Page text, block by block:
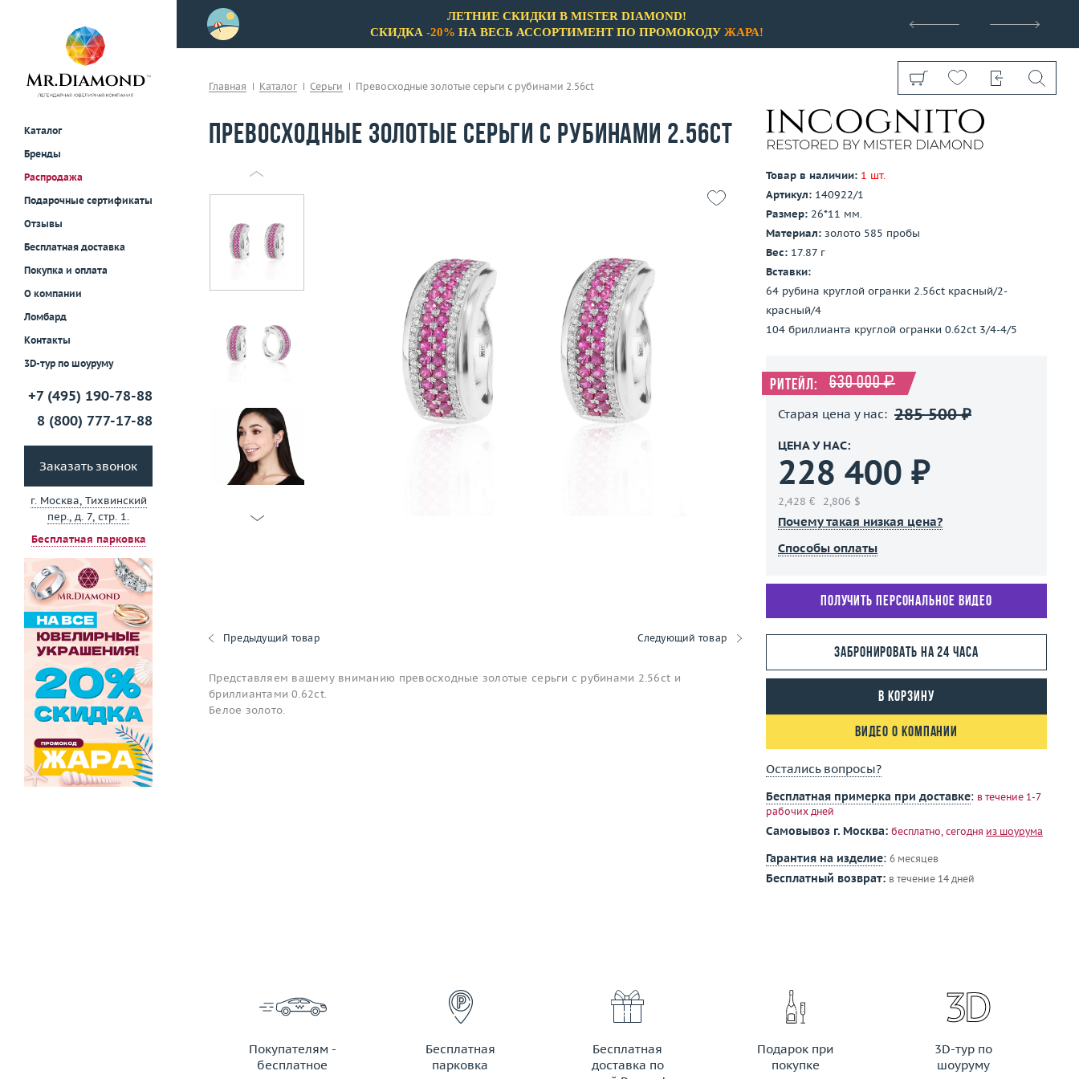
Каталог
Бренды
Распродажа
Подарочные сертификаты
Отзывы
Бесплатная доставка
Покупка и оплата
О компании
Ломбард
Контакты
3D-тур по шоуруму
+7 (495) 190-78-88
8 (800) 777-17-88
Заказать звонок
г. Москва, Тихвинский
пер., д. 7, стр. 1.
Бесплатная парковка
примерки!
ЛЕТНИЕ СКИДКИ В MISTER DIAMOND!
СКИДКА -20% НА ВЕСЬ АССОРТИМЕНТ ПО ПРОМОКОДУ ЖАРА!
Показать все
Главная Каталог Серьги Превосходные золотые серьги с рубинами 2.56ct
Превосходные золотые серьги с рубинами 2.56ct
Предыдущий товар Следующий товар
Представляем вашему вниманию превосходные золотые серьги с рубинами 2.56ct и
бриллиантами 0.62ct.
Белое золото.
Товар в наличии: 1 шт.
Артикул: 140922/1
Размер: 26*11 мм.
Материал: золото 585 пробы
Вес: 17.87 г
Вставки:
64 рубина круглой огранки 2.56ct красный/2-
красный/4
104 бриллианта круглой огранки 0.62ct 3/4-4/5
Ритейл: 630 000 ₽
Старая цена у нас: 285 500 ₽
ЦЕНА У НАС:
228 400 ₽
2,428 € 2,806 $
Почему такая низкая цена?
Способы оплаты
Получить персональное видео
Забронировать на 24 часа
В корзину
Видео о компании
Остались вопросы?
Бесплатная примерка при доставке: в течение 1-7
рабочих дней
Самовывоз г. Москва: бесплатно, сегодня из шоурума
Гарантия на изделие: 6 месяцев
Бесплатный возврат: в течение 14 дней
Покупателям -
бесплатное
Бесплатная
парковка
Бесплатная
доставка по
Подарок при
покупке
3D-тур по
шоуруму